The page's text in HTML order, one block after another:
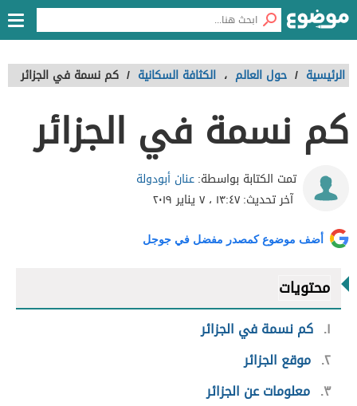
الرئيسية / حول العالم ، الكثافة السكانية / كم نسمة في الجزائر
كم نسمة في الجزائر
تمت الكتابة بواسطة:عنان أبودولة
آخر تحديث:١٣:٤٧ ، ٧ يناير ٢٠١٩
أضف موضوع كمصدر مفضل في جوجل
محتويات
١ كم نسمة في الجزائر
٢ موقع الجزائر
٣ معلومات عن الجزائر